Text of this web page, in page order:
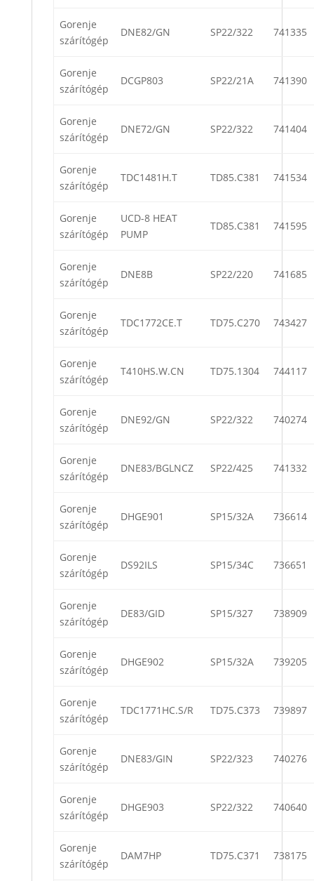
Gorenje
szárítógép
DNE82/GN SP22/322 741335
Gorenje
szárítógép
DCGP803 SP22/21A 741390
Gorenje
szárítógép
DNE72/GN SP22/322 741404
Gorenje
szárítógép
TDC1481H.T TD85.C381 741534
Gorenje
szárítógép
UCD-8 HEAT
PUMP
TD85.C381 741595
Gorenje
szárítógép
DNE8B SP22/220 741685
Gorenje
szárítógép
TDC1772CE.T TD75.C270 743427
Gorenje
szárítógép
T410HS.W.CN TD75.1304 744117
Gorenje
szárítógép
DNE92/GN SP22/322 740274
Gorenje
szárítógép
DNE83/BGLNCZ SP22/425 741332
Gorenje
szárítógép
DHGE901 SP15/32A 736614
Gorenje
szárítógép
DS92ILS SP15/34C 736651
Gorenje
szárítógép
DE83/GID SP15/327 738909
Gorenje
szárítógép
DHGE902 SP15/32A 739205
Gorenje
szárítógép
TDC1771HC.S/R TD75.C373 739897
Gorenje
szárítógép
DNE83/GIN SP22/323 740276
Gorenje
szárítógép
DHGE903 SP22/322 740640
Gorenje
szárítógép
DAM7HP TD75.C371 738175